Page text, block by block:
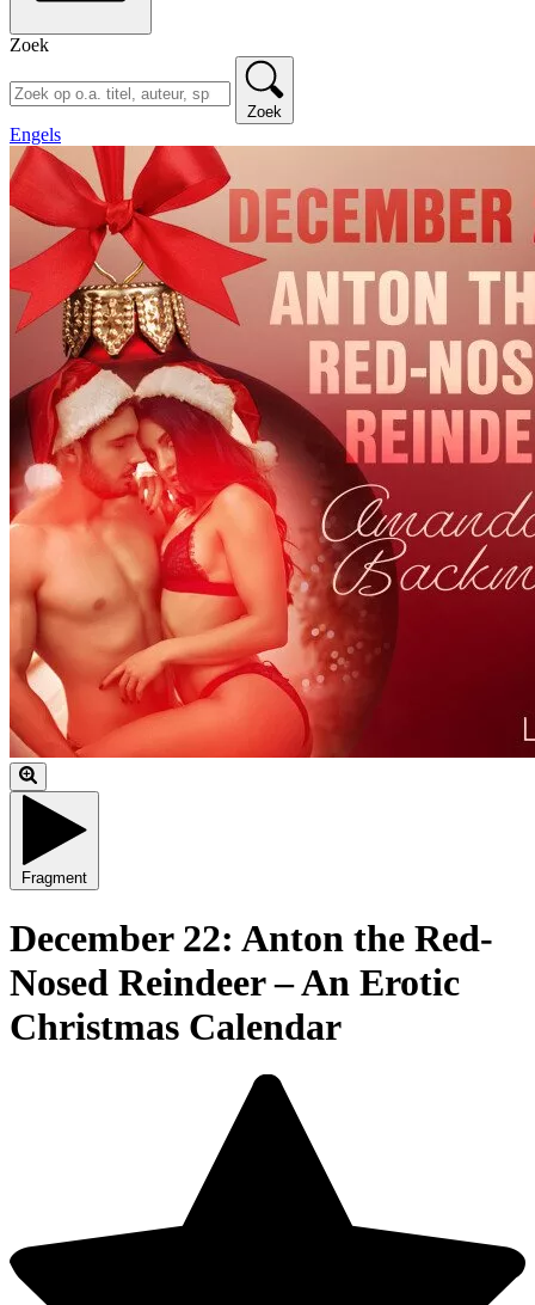
Zoek
Zoek
Engels
Fragment
December 22: Anton the Red-
Nosed Reindeer – An Erotic
Christmas Calendar